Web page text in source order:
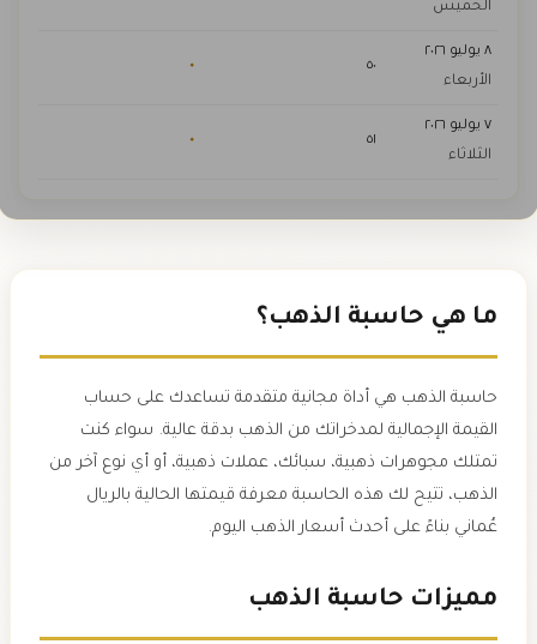
الخميس
٨ يوليو ٢٠٢٦
الأربعاء
٥٠ ٠
٧ يوليو ٢٠٢٦
الثلاثاء
٥١ ٠
ما هي حاسبة الذهب؟
حاسبة الذهب هي أداة مجانية متقدمة تساعدك على حساب
القيمة الإجمالية لمدخراتك من الذهب بدقة عالية. سواء كنت
تمتلك مجوهرات ذهبية، سبائك، عملات ذهبية، أو أي نوع آخر من
الذهب، تتيح لك هذه الحاسبة معرفة قيمتها الحالية بالريال
عُماني بناءً على أحدث أسعار الذهب اليوم.
مميزات حاسبة الذهب